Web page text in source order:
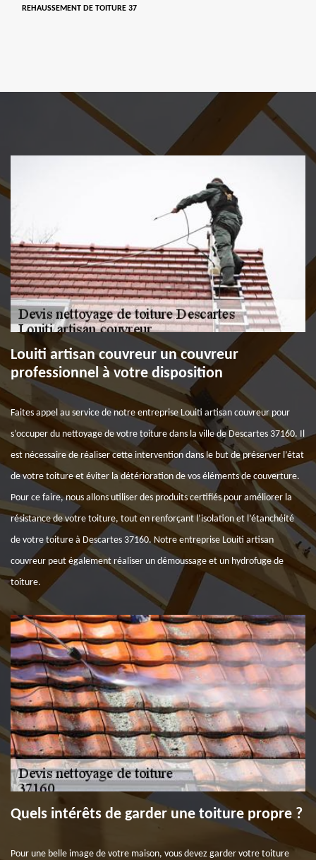
REHAUSSEMENT DE TOITURE 37
Louiti artisan couvreur un couvreur
professionnel à votre disposition
Faites appel au service de notre entreprise Louiti artisan couvreur pour
s’occuper du nettoyage de votre toiture dans la ville de Descartes 37160. Il
est nécessaire de réaliser cette intervention dans le but de préserver l’état
de votre toiture et éviter la détérioration de vos éléments de couverture.
Pour ce faire, nous allons utiliser des produits certifiés pour améliorer la
résistance de votre toiture, tout en renforçant l’isolation et l’étanchéité
de votre toiture à Descartes 37160. Notre entreprise Louiti artisan
couvreur peut également réaliser un démoussage et un hydrofuge de
toiture.
Quels intérêts de garder une toiture propre ?
Pour une belle image de votre maison, vous devez garder votre toiture